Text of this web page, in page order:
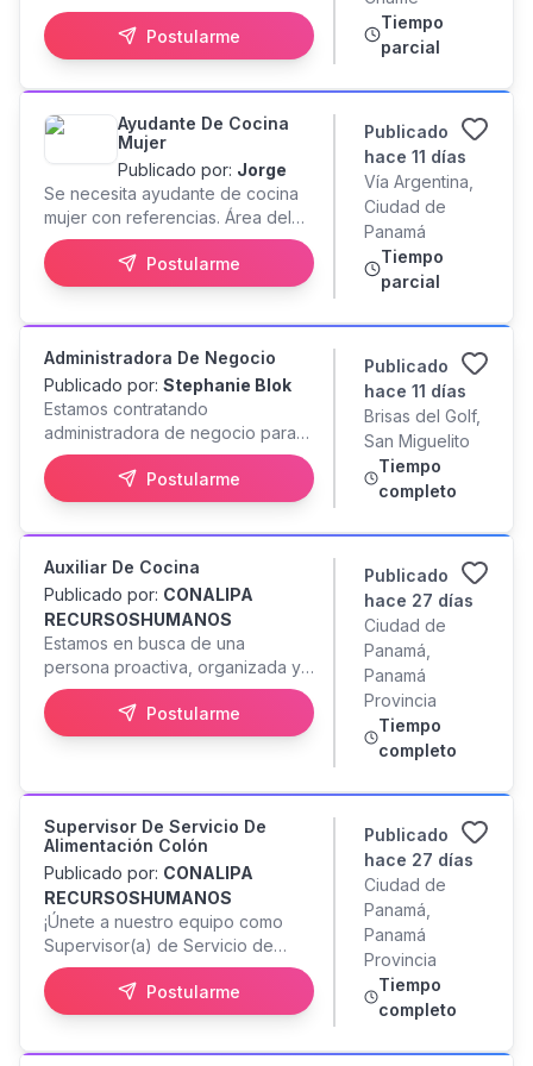
reciente. * Tu nombre y edad. *
Cualquier experiencia en bares,
al cliente (si la tienes). * **Videos
bailando (preferiblemente si
aplican como pareja).** * O
indícanos que deseas
**programar una audición**. ¡Ven
a formar parte de la mejor
experiencia de vida nocturna de
la Costa Pacífica de Panamá!
playa de ritmo rápido. Este es un
puesto de TIEMPO PARCIAL que
trabaja solo los sábados y
domingos. ¡La posición está
requiere experiencia de 3+ años!
Por favor, responda sólo si está
solicitando este puesto.
Postularme
Tiempo
parcial
Ayudante De Cocina
Mujer
Publicado por: Jorge
Se necesita ayudante de cocina
mujer con referencias. Área del
cangrejo restaurante, enviar hoja
de vida solo por wp
Postularme
Publicado
hace 11 días
Vía Argentina,
Ciudad de
Panamá
Tiempo
parcial
Administradora De Negocio
Publicado por: Stephanie Blok
Estamos contratando
administradora de negocio para
sala de fiestas infantil.
Postularme
Publicado
hace 11 días
Brisas del Golf,
San Miguelito
Tiempo
completo
Auxiliar De Cocina
Publicado por: CONALIPA
RECURSOSHUMANOS
Estamos en busca de una
persona proactiva, organizada y
con gran actitud de servicio para
integrarse a nuestro equipo
culinario. Tareas Principales:
los estándares de seguridad
alimentaria. Cocción: elaboración
de platos, guarniciones, cremas y
salsas. Servicio: servido de
alimentos, asegurando una
presentación limpia y apetitosa
antes de salir del servicio de
alimentación. Limpieza y Fregado:
ollas, sartenes, entre otros.
Postularme
Publicado
hace 27 días
Ciudad de
Panamá,
Panamá
Provincia
Tiempo
completo
Supervisor De Servicio De
Alimentación Colón
Publicado por: CONALIPA
RECURSOSHUMANOS
¡Únete a nuestro equipo como
Supervisor(a) de Servicio de
Alimentación! ¿Tienes experiencia
liderando equipos en cocinas
industriales o servicios de
Postularme
Publicado
hace 27 días
Ciudad de
Panamá,
Panamá
Provincia
Tiempo
completo